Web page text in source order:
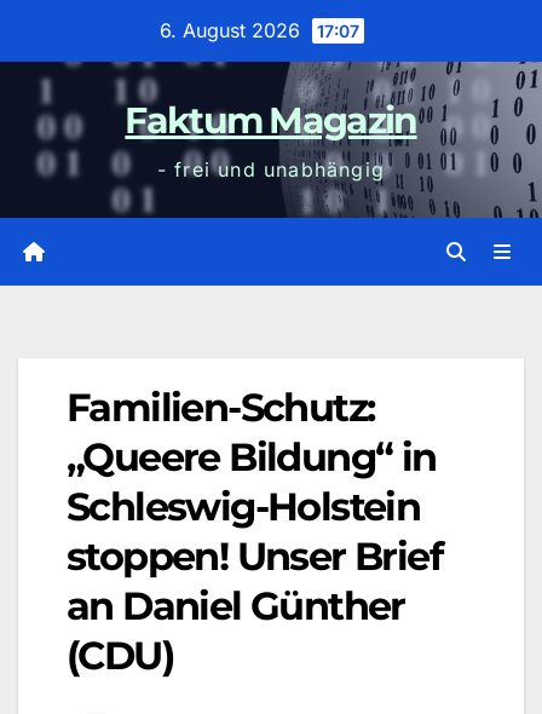
6. August 2026 17:07
Faktum Magazin
- frei und unabhängig
Familien-Schutz:
„Queere Bildung“ in
Schleswig-Holstein
stoppen! Unser Brief
an Daniel Günther
(CDU)